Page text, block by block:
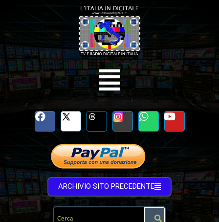
ARCHIVIO SITO PRECEDENTE